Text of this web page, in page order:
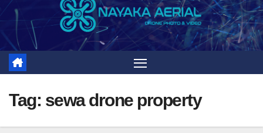
Tag: sewa drone property